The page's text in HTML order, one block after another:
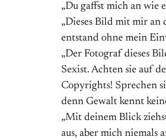
„Du gaffst mich an wie
„Dieses Bild mit mir an
entstand ohne mein
„Der Fotograf dieses
Sexist. Achten sie auf
Copyrights! Sprechen
denn Gewalt kennt
„Mit deinem Blick
aus, aber mich niemals